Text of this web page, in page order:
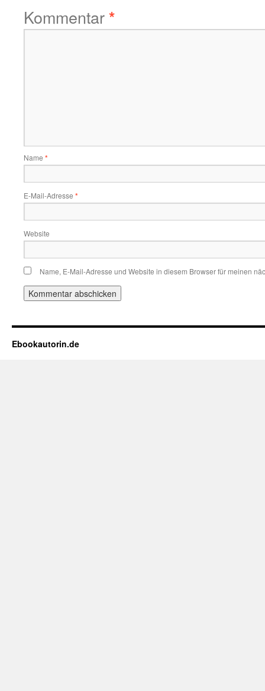
Kommentar*
Name *
E-Mail-Adresse *
Website
Name, E-Mail-Adresse und Website in diesem Browser für meinen
Ebookautorin.de